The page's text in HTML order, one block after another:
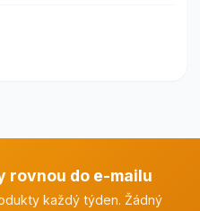
rovnou do e-mailu
každý týden. Žádný